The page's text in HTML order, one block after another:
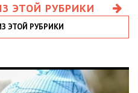
ЭТОЙ РУБРИКИ
ЭТОЙ РУБРИКИ